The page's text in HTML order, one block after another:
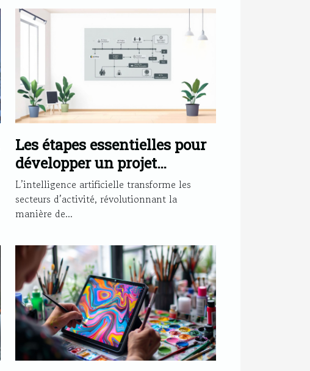
Les étapes essentielles pour
développer un projet
d'intelligence artificielle
efficace
L’intelligence artificielle transforme les
secteurs d’activité, révolutionnant la
manière de...